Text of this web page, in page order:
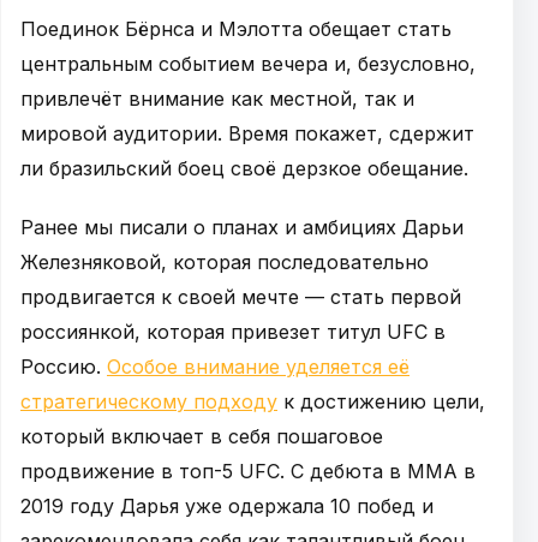
Поединок Бёрнса и Мэлотта обещает стать
центральным событием вечера и, безусловно,
привлечёт внимание как местной, так и
мировой аудитории. Время покажет, сдержит
ли бразильский боец своё дерзкое обещание.
Ранее мы писали о планах и амбициях Дарьи
Железняковой, которая последовательно
продвигается к своей мечте — стать первой
россиянкой, которая привезет титул UFC в
Россию. Особое внимание уделяется её
стратегическому подходу к достижению цели,
который включает в себя пошаговое
продвижение в топ-5 UFC. С дебюта в ММА в
2019 году Дарья уже одержала 10 побед и